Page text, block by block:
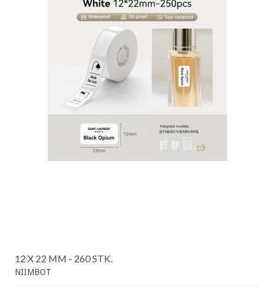
12 X 22 MM - 260 STK.
NIIMBOT